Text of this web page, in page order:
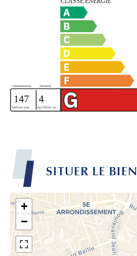
SITUER LE BIEN
+
−